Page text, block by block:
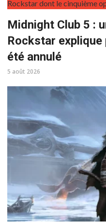
Midnight Club 5 :
Rockstar
été annulé
5 août 2026